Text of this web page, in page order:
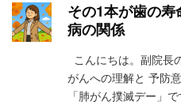
その1本が歯の
病の関係
こんにちは。副院長
がんへの理解と 予防
「肺がん撲滅デー」